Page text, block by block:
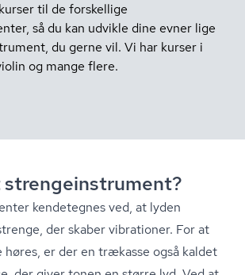
til de forskellige
så du kan udvikle dine evner lige
du gerne vil. Vi har kurser i
og mange flere.
stren­ge­in­stru­ment?
kendetegnes ved, at lyden
der skaber vibrationer. For at
høres, er der en trækasse også kaldet